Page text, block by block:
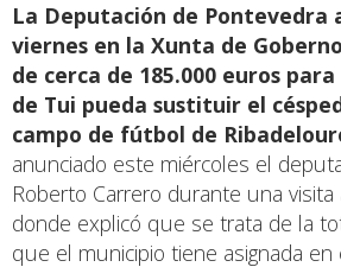
La Deputación de Pontevedra
viernes en la Xunta de
de cerca de 185.000 euros
de Tui pueda sustituir el
campo de fútbol de
anunciado este miércoles el
Roberto Carrero durante una visita
donde explicó que se trata de la
que el municipio tiene asignada en